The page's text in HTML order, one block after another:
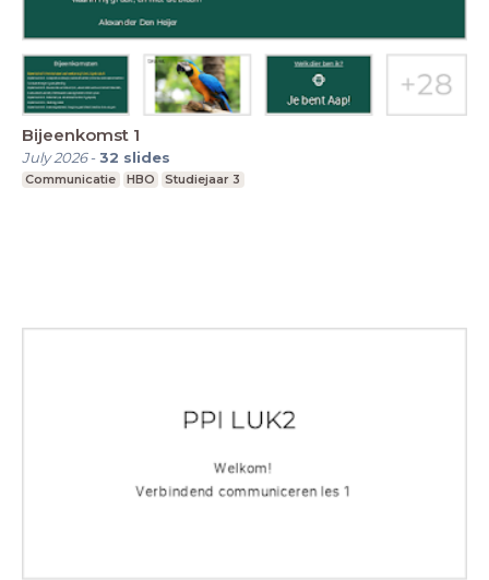
Bijeenkomst 1
July 2026-32 slides
Communicatie HBO Studiejaar 3